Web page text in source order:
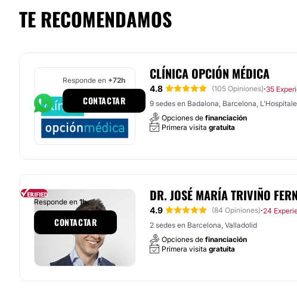
TE RECOMENDAMOS
CLÍNICA OPCIÓN MÉDICA
4.8 (105 Opiniones)·35
9 sedes en Badalona, Barcelona,
Opciones de financiación
Primera visita gratuita
Responde en +72h
CONTACTAR
DR. JOSÉ MARÍA TRIVIÑO
4.9 (84 Opiniones)·24
2 sedes en Barcelona, Valladolid
Opciones de financiación
Primera visita gratuita
Responde en 1h
CONTACTAR